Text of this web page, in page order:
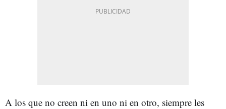
A los que no creen ni en uno ni en otro, siempre les